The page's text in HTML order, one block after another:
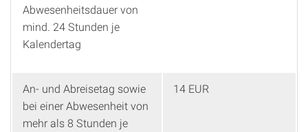
Abwesenheitsdauer von
mind. 24 Stunden je
Kalendertag
An- und Abreisetag sowie
bei einer Abwesenheit von
mehr als 8 Stunden je
14 EUR